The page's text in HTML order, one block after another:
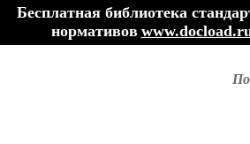
Бесплатная библиотека
нормативов